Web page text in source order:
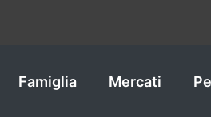
Famiglia Mercati